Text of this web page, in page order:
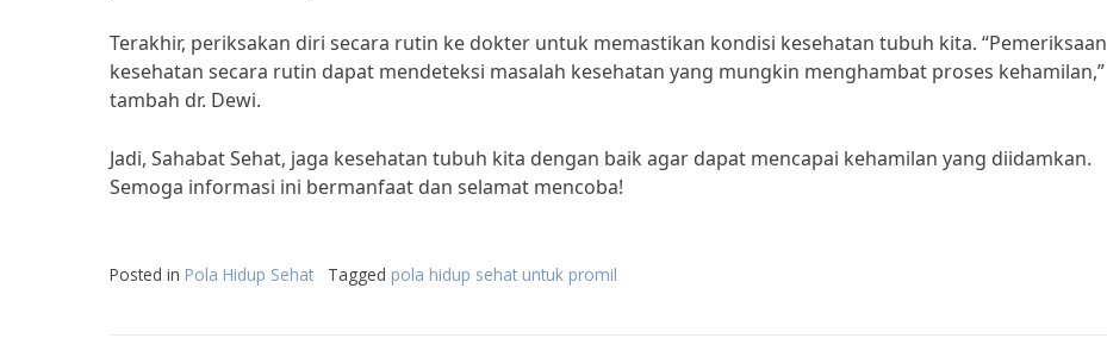
Terakhir, periksakan diri secara rutin ke dokter untuk memastikan kondisi kesehatan tubuh kita. “Pemeriksaan
kesehatan secara rutin dapat mendeteksi masalah kesehatan yang mungkin menghambat proses kehamilan,”
tambah dr. Dewi.
Jadi, Sahabat Sehat, jaga kesehatan tubuh kita dengan baik agar dapat mencapai kehamilan yang diidamkan.
Semoga informasi ini bermanfaat dan selamat mencoba!
Posted in Pola Hidup Sehat Tagged pola hidup sehat untuk promil